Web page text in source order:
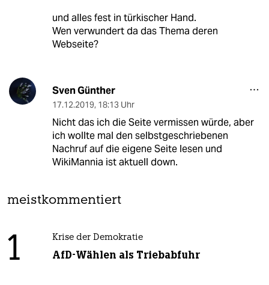
und alles fest in türkischer Hand.
Wen verwundert da das Thema deren
Webseite?
Sven Günther
17.12.2019, 18:13 Uhr
Nicht das ich die Seite vermissen würde, aber
ich wollte mal den selbstgeschriebenen
Nachruf auf die eigene Seite lesen und
WikiMannia ist aktuell down.
meistkommentiert
1 Krise der Demokratie
AfD-Wählen als Triebabfuhr